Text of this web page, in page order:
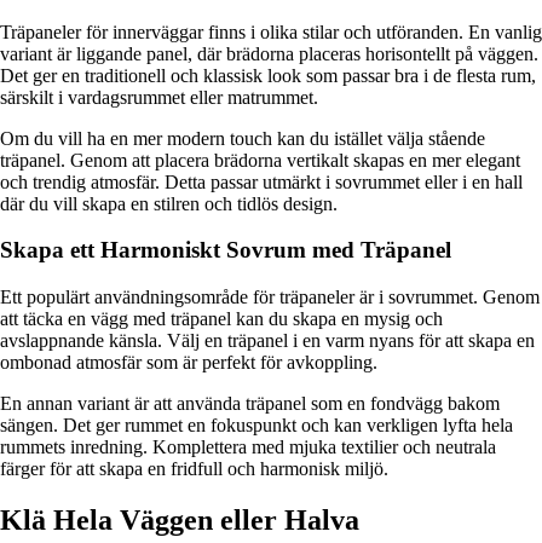
Träpaneler för innerväggar finns i olika stilar och utföranden. En vanlig
variant är liggande panel, där brädorna placeras horisontellt på väggen.
Det ger en traditionell och klassisk look som passar bra i de flesta rum,
särskilt i vardagsrummet eller matrummet.
Om du vill ha en mer modern touch kan du istället välja stående
träpanel. Genom att placera brädorna vertikalt skapas en mer elegant
och trendig atmosfär. Detta passar utmärkt i sovrummet eller i en hall
där du vill skapa en stilren och tidlös design.
Skapa ett Harmoniskt Sovrum med Träpanel
Ett populärt användningsområde för träpaneler är i sovrummet. Genom
att täcka en vägg med träpanel kan du skapa en mysig och
avslappnande känsla. Välj en träpanel i en varm nyans för att skapa en
ombonad atmosfär som är perfekt för avkoppling.
En annan variant är att använda träpanel som en fondvägg bakom
sängen. Det ger rummet en fokuspunkt och kan verkligen lyfta hela
rummets inredning. Komplettera med mjuka textilier och neutrala
färger för att skapa en fridfull och harmonisk miljö.
Klä Hela Väggen eller Halva